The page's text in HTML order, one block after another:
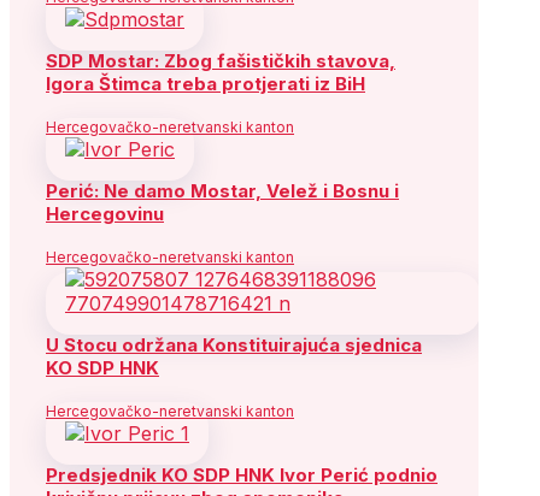
SDP Mostar: Zbog fašističkih stavova,
Igora Štimca treba protjerati iz BiH
Hercegovačko-neretvanski kanton
Perić: Ne damo Mostar, Velež i Bosnu i
Hercegovinu
Hercegovačko-neretvanski kanton
U Stocu održana Konstituirajuća sjednica
KO SDP HNK
Hercegovačko-neretvanski kanton
Predsjednik KO SDP HNK Ivor Perić podnio